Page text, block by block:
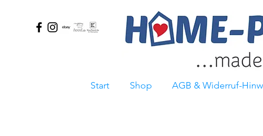
Start Shop AGB & Widerruf-